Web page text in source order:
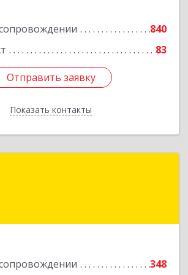
840
83
Отправить заявку
Показать контакты
Отправить заявку
Назад
348
Республика - Чувашия,
Подробнее